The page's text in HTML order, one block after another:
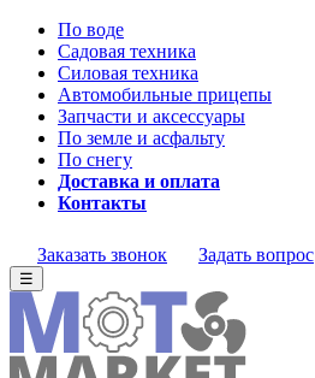
По воде
Садовая техника
Силовая техника
Автомобильные прицепы
Запчасти и аксессуары
По земле и асфальту
По снегу
Доставка и оплата
Контакты
Заказать звонок Задать вопрос
☰